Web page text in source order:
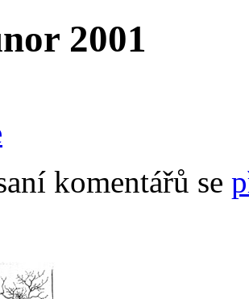
2001
komentářů se